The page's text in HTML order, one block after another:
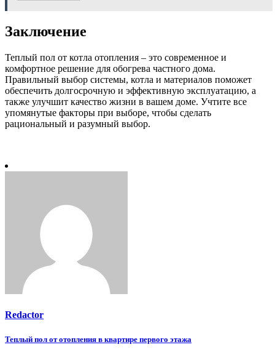
Заключение
Теплый пол от котла отопления – это современное и
комфортное решение для обогрева частного дома.
Правильный выбор системы, котла и материалов поможет
обеспечить долгосрочную и эффективную эксплуатацию, а
также улучшит качество жизни в вашем доме. Учтите все
упомянутые факторы при выборе, чтобы сделать
рациональный и разумный выбор.
Redactor
Навигация
Теплый пол от отопления в квартире первого этажа